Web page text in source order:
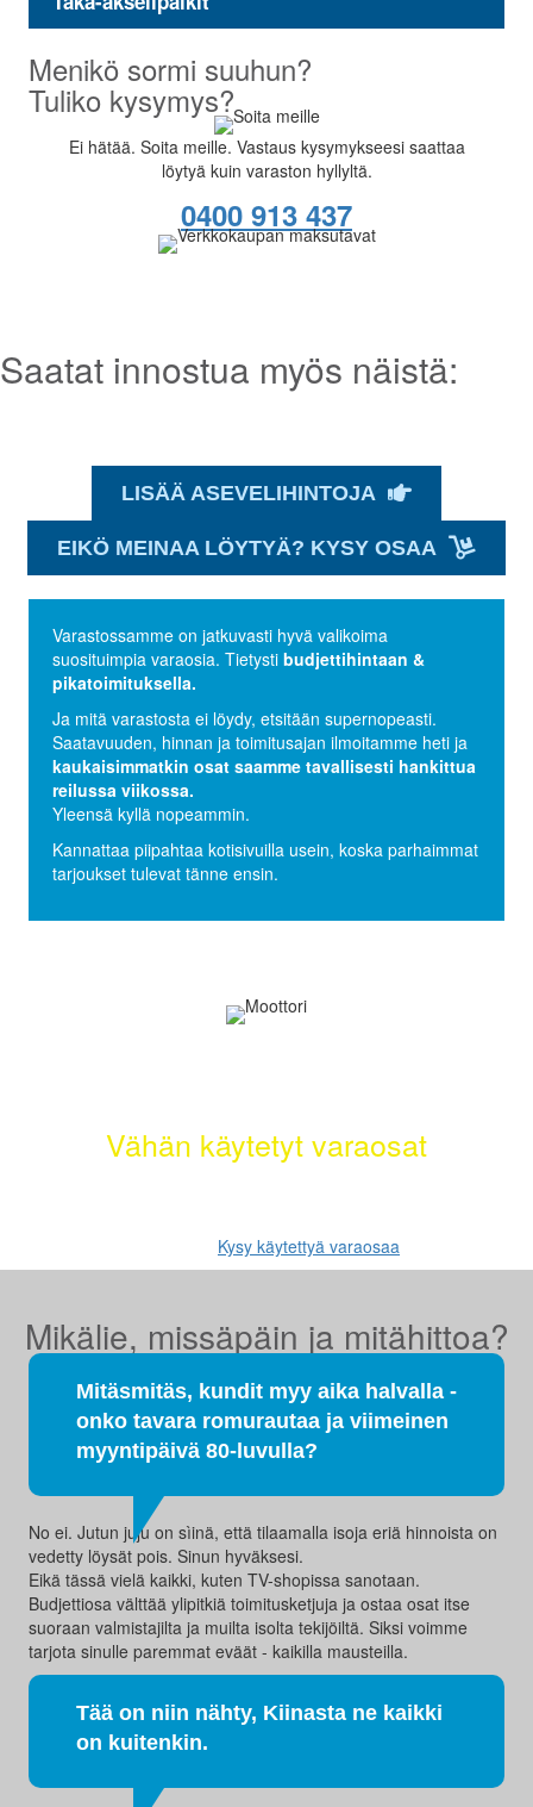
Menikö sormi suuhun?
Tuliko kysymys?
Ei hätää. Soita meille. Vastaus kysymykseesi saattaa
löytyä kuin varaston hyllyltä.
0400 913 437
Saatat innostua myös näistä:
Varastossamme on jatkuvasti hyvä valikoima
suosituimpia varaosia. Tietysti budjettihintaan &
pikatoimituksella.
Ja mitä varastosta ei löydy, etsitään supernopeasti.
Saatavuuden, hinnan ja toimitusajan ilmoitamme heti ja
kaukaisimmatkin osat saamme tavallisesti hankittua
reilussa viikossa.
Yleensä kyllä nopeammin.
Kannattaa piipahtaa kotisivuilla usein, koska parhaimmat
tarjoukset tulevat tänne ensin.
LISÄÄ ASEVELIHINTOJA
EIKÖ MEINAA LÖYTYÄ? KYSY OSAA
Vähän käytetyt varaosat
Kysy käytettyä varaosaa
Mikälie, missäpäin ja mitähittoa?
Mitäsmitäs, kundit myy aika halvalla -
onko tavara romurautaa ja viimeinen
myyntipäivä 80-luvulla?
No ei. Jutun juju on sìinä, että tilaamalla isoja eriä hinnoista on
vedetty löysät pois. Sinun hyväksesi.
Eikä tässä vielä kaikki, kuten TV-shopissa sanotaan.
Budjettiosa välttää ylipitkiä toimitusketjuja ja ostaa osat itse
suoraan valmistajilta ja muilta isolta tekijöiltä. Siksi voimme
tarjota sinulle paremmat eväät - kaikilla mausteilla.
Tää on niin nähty, Kiinasta ne kaikki
on kuitenkin.